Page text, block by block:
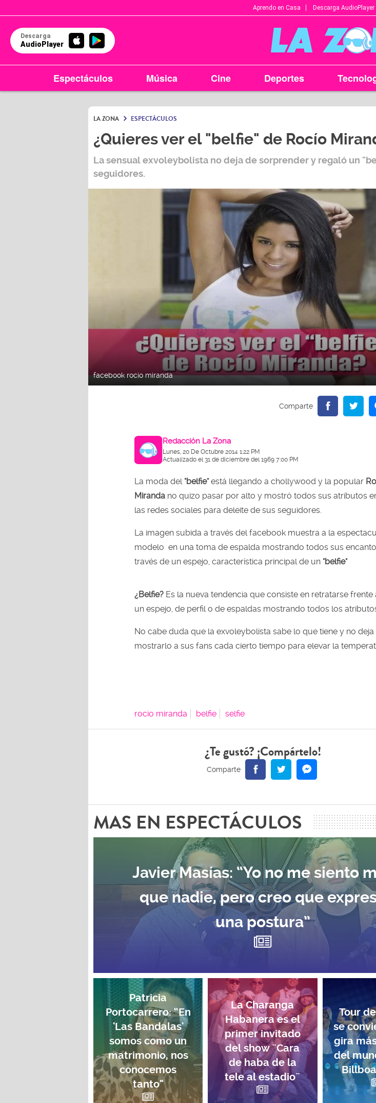
Aprendo en Casa Descarga AudioPlayer
Descarga
AudioPlayer
Espectáculos Música Cine Deportes
LA ZONA ESPECTÁCULOS
¿Quieres ver el "belfie" de Rocío
La sensual exvoleybolista no deja de sorprender y regaló un
seguidores.
facebook rocio miranda
Redacción La Zona
Lunes, 20 De Octubre 2014 1:22 PM
Actualizado el 31 de diciembre del 1969 7:00 PM
La moda del "belfie"está llegando a chollywood y la popular
Miranda no quizo pasar por alto y mostró todos sus atributos
las redes sociales para deleite de sus seguidores.
La imagen subida a través del facebook muestra a la
modelo en una toma de espalda mostrando todos sus
través de un espejo, característica principal de un "belfie"
¿Belfie? Es la nueva tendencia que consiste en retratarse frente
un espejo, de perfil o de espaldas mostrando todos los
No cabe duda que la exvoleybolista sabe lo que tiene y no deja
mostrarlo a sus fans cada cierto tiempo para elevar la
rocio miranda belfie selfie
¿Te gustó? ¡Compártelo!
MAS EN ESPECTÁCULOS
Javier Masías: “Yo no me siento
que nadie, pero creo que
una postura”
Patricia
Portocarrero: “En
'Las Bandalas'
somos como un
matrimonio, nos
conocemos
tanto"
La Charanga
Habanera es el
primer invitado
del show ¨Cara
de haba de la
tele al estadio¨
Tour
se
gira
del
LA ZONA EN TU CIUDAD
95.9